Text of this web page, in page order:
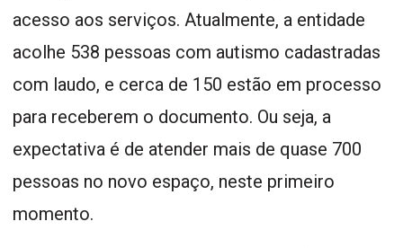
acesso aos serviços. Atualmente, a entidade
acolhe 538 pessoas com autismo cadastradas
com laudo, e cerca de 150 estão em processo
para receberem o documento. Ou seja, a
expectativa é de atender mais de quase 700
pessoas no novo espaço, neste primeiro
momento.